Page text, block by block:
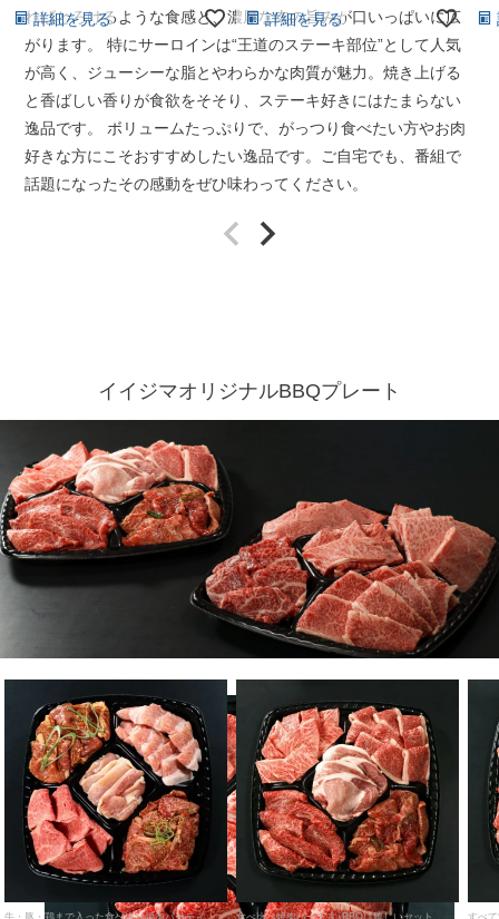
ショップ一覧
マイページ
法人の方へ
牛肉部位一覧
ステーキ
ハンバーグ
みそ漬け
レトルトカレー
シャルキュトリー
手造りタレ
プレミアムギフト
商品券
ギフトカテゴリー一覧
ればとろけるような食感と、濃厚な肉の旨みが口いっぱいに広
がります。 特にサーロインは“王道のステーキ部位”として人気
が高く、ジューシーな脂とやわらかな肉質が魅力。焼き上げる
と香ばしい香りが食欲をそそり、ステーキ好きにはたまらない
逸品です。 ボリュームたっぷりで、がっつり食べたい方やお肉
好きな方にこそおすすめしたい逸品です。ご自宅でも、番組で
話題になったその感動をぜひ味わってください。
詳細を見る 詳細を見る
イイジマオリジナルBBQプレート